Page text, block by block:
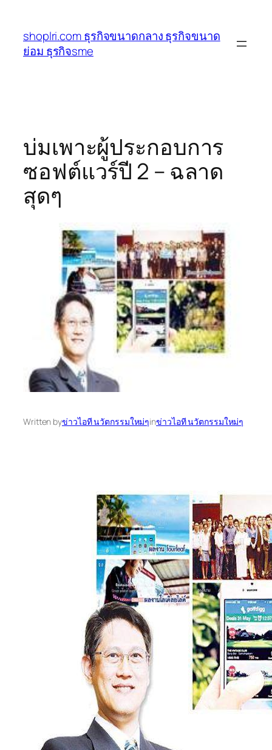
เนื้อหา
shoplri.com ธุรกิจขนาดกลาง ธุรกิจขนาด
ย่อม ธุรกิจsme
บ่มเพาะผู้ประกอบการ
ซอฟต์แวร์ปี 2 – ฉลาด
สุดๆ
Written byข่าวไอที นวัตกรรมใหม่ๆinข่าวไอที นวัตกรรมใหม่ๆ